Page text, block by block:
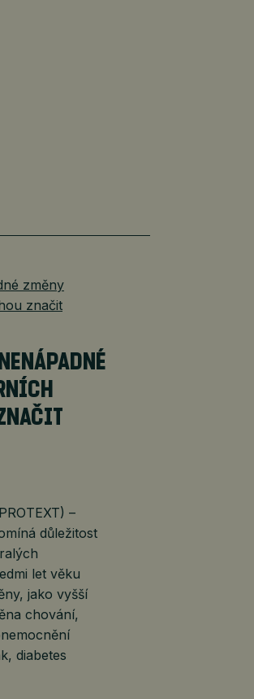
–
důležitost
let věku
jako vyšší
chování,
diabetes